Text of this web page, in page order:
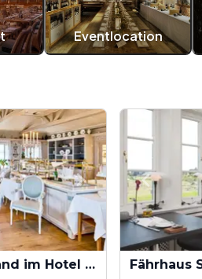
Eventlocation
Restaurant Mara Sand im Hotel Fährhaus